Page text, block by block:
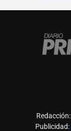
Redacción:
Publicidad: